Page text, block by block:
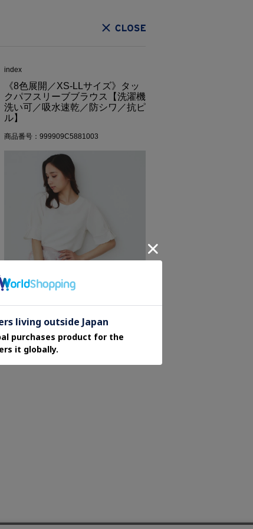
index
《8色展開／XS-LLサイズ》タッ
クパフスリーブブラウス【洗濯機
洗い可／吸水速乾／防シワ／抗ピ
ル】
商品番号：999909C5881003